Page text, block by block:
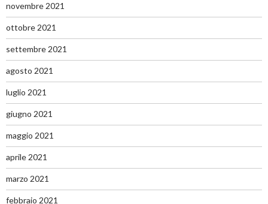
novembre 2021
ottobre 2021
settembre 2021
agosto 2021
luglio 2021
giugno 2021
maggio 2021
aprile 2021
marzo 2021
febbraio 2021